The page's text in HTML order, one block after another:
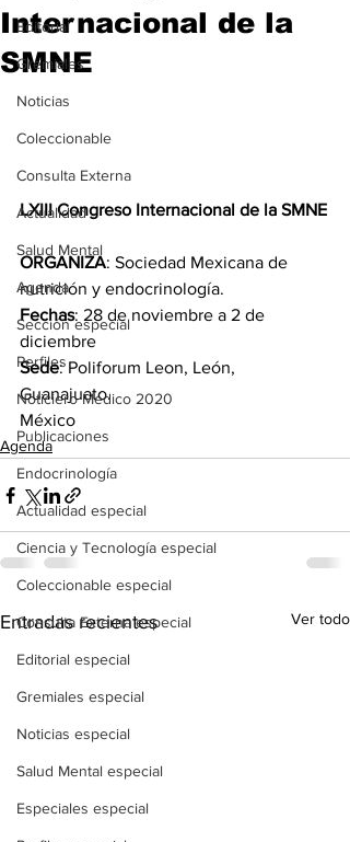
Editorial
Gremiales
Noticias
Coleccionable
Consulta Externa
Actualidad
Salud Mental
Agenda
Sección especial
Perfiles
Noticiero Médico 2020
Publicaciones
Endocrinología
Actualidad especial
Ciencia y Tecnología especial
Coleccionable especial
Consulta Externa especial
Editorial especial
Gremiales especial
Noticias especial
Salud Mental especial
Especiales especial
Internacional de la
SMNE
LXIII Congreso Internacional de la SMNE
ORGANIZA: Sociedad Mexicana de
nutrición y endocrinología.
Fechas: 28 de noviembre a 2 de
diciembre
Sede: Poliforum Leon, León,
Guanajuato.
México
Agenda
Entradas recientes Ver todo